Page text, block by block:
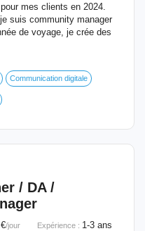
mes clients en 2024.
suis community manager
de voyage, je crée des
Communication digitale
/ DA /
/jour Expérience : 1-3 ans